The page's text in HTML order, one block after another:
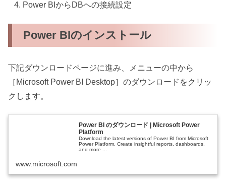
Power BIからDBへの接続設定
Power BIのインストール
下記ダウンロードページに進み、メニューの中から
［Microsoft Power BI Desktop］のダウンロードをクリッ
クします。
Power BI のダウンロード | Microsoft Power
Platform
Download the latest versions of Power BI from Microsoft
Power Platform. Create insightful reports, dashboards,
and more ...
www.microsoft.com